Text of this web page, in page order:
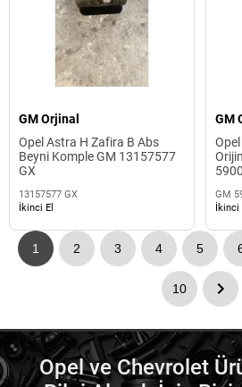
GM Orjinal
Opel Astra H Zafira B Abs
Beyni Komple GM 13157577
GX
13157577 GX
İkinci El
GM
GM
İkinci
1 2 3 4 5
10
Opel ve Chevrolet